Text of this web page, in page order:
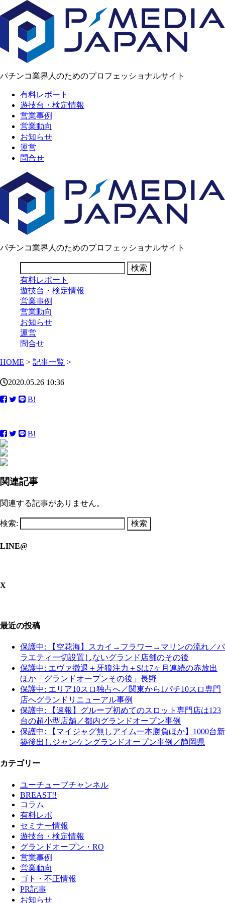
パチンコ業界人のためのプロフェッショナルサイト
有料レポート
遊技台・検定情報
営業事例
営業動向
お知らせ
運営
問合せ
パチンコ業界人のためのプロフェッショナルサイト
有料レポート
遊技台・検定情報
営業事例
営業動向
お知らせ
運営
問合せ
HOME > 記事一覧 >
2020.05.26 10:36
B!
B!
関連記事
関連する記事がありません。
検索:
LINE@
X
最近の投稿
保護中: 【空花海】スカイ→フラワー→マリンの流れ／バ
ラエティ一切設置しないグランド店舗のその後
保護中: エヴァ撤退＋牙狼注力＋Sは7ヶ月連続の赤放出
ほか「グランドオープンその後」長野
保護中: エリア10スロ独占へ／関東から1パチ10スロ専門
店へグランドリニューアル事例
保護中: 【速報】グループ初めてのスロット専門店は123
台の超小型店舗／都内グランドオープン事例
保護中: 【マイジャグ無しアイム一本勝負ほか】1000台新
築後出しジャンケングランドオープン事例／静岡県
カテゴリー
ユーチューブチャンネル
BREAST!!
コラム
有料レポ
セミナー情報
遊技台・検定情報
グランドオープン・RO
営業事例
営業動向
ゴト・不正情報
PR記事
お知らせ